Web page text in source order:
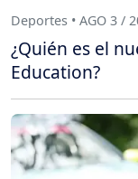
Deportes • AGO 3 /
¿Quién es el
Education?